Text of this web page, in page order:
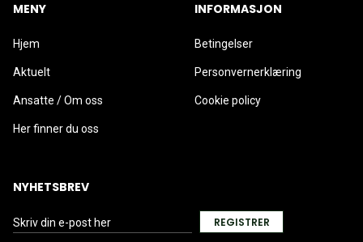
MENY
Hjem
Aktuelt
Ansatte / Om oss
Her finner du oss
INFORMASJON
Betingelser
Personvernerklæring
Cookie policy
NYHETSBREV
REGISTRER